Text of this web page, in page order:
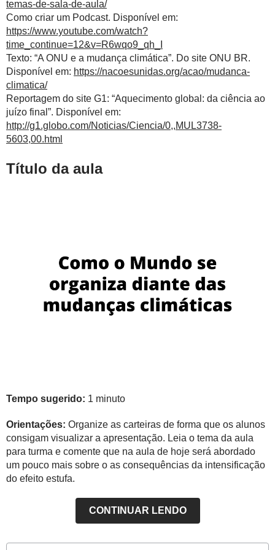
temas-de-sala-de-aula/
Como criar um Podcast. Disponível em:
https://www.youtube.com/watch?
time_continue=12&v=R6wqo9_qh_I
Texto: “A ONU e a mudança climática”. Do site ONU BR.
Disponível em: https://nacoesunidas.org/acao/mudanca-
climatica/
Reportagem do site G1: “Aquecimento global: da ciência ao
juízo final”. Disponível em:
http://g1.globo.com/Noticias/Ciencia/0,,MUL3738-
5603,00.html
Título da aula
Tempo sugerido: 1 minuto
Orientações: Organize as carteiras de forma que os alunos
consigam visualizar a apresentação. Leia o tema da aula
para turma e comente que na aula de hoje será abordado
um pouco mais sobre o as consequências da intensificação
do efeito estufa.
CONTINUAR LENDO